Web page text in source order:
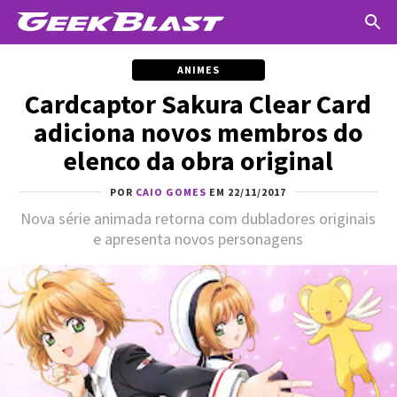
ANIMES
Cardcaptor Sakura Clear Card
adiciona novos membros do
elenco da obra original
POR CAIO GOMES EM 22/11/2017
Nova série animada retorna com dubladores originais
e apresenta novos personagens